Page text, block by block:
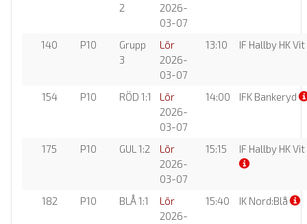
2
2026-
03-07
140 P10
Grupp
3
Lör
2026-
03-07
13:10 IF Hallby HK Vit
154 P10 RÖD 1:1
Lör
2026-
03-07
14:00 IFK Bankeryd
175 P10 GUL 1:2
Lör
2026-
03-07
15:15 IF Hallby HK Vit
182 P10 BLÅ 1:1
Lör
2026-
15:40 IK Nord:Blå